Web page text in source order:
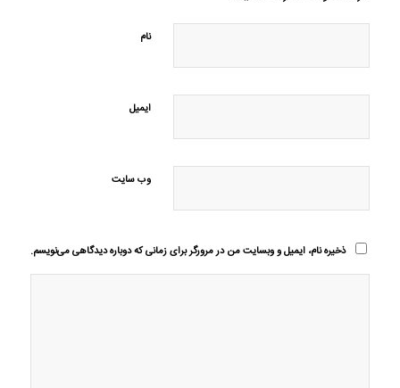
نام
ایمیل
وب‌ سایت
ذخیره نام، ایمیل و وبسایت من در مرورگر برای زمانی که دوباره دیدگاهی می‌نویسم.